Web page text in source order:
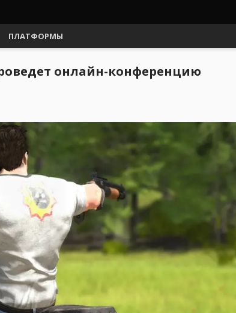
ПЛАТФОРМЫ
онлайн-конференцию